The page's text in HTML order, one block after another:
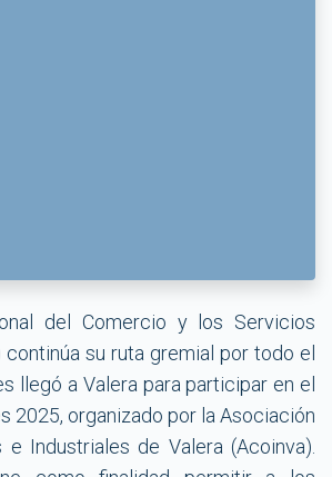
del Comercio y los Servicios
su ruta gremial por todo el
llegó a Valera para participar en el
2025, organizado por la Asociación
e Industriales de Valera (Acoinva).